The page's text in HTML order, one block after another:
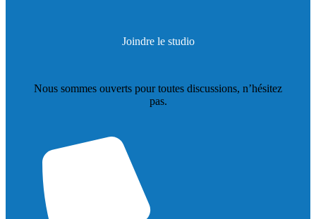
Joindre le studio
Nous sommes ouverts pour toutes discussions, n’hésitez
pas.